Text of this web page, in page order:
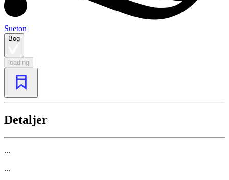
Sueton
Bog
loading
Detaljer
...
...